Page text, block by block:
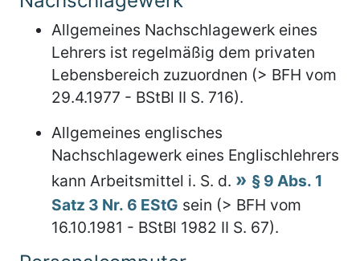
Allgemeines Nachschlagewerk eines
Lehrers ist regelmäßig dem privaten
Lebensbereich zuzuordnen (> BFH vom
29.4.1977 - BStBl II S. 716).
Allgemeines englisches
Nachschlagewerk eines Englischlehrers
kann Arbeitsmittel i. S. d.
§ 9 Abs. 1
Satz 3 Nr. 6 EStG sein (> BFH vom
16.10.1981 - BStBl 1982 II S. 67).